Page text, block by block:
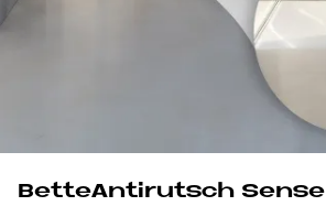
Bet­te­An­ti­rutsch Sen­se